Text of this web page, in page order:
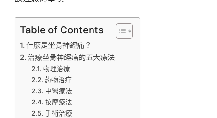
Table of Contents
什麼是坐骨神經痛？
治療坐骨神經痛的五大療法
物理治療
药物治疗
中醫療法
按摩療法
手術治療